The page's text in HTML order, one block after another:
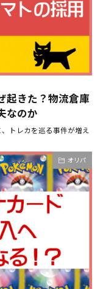
起きた？物流倉庫
なのか
トレカを巡る事件が増え
オリパ